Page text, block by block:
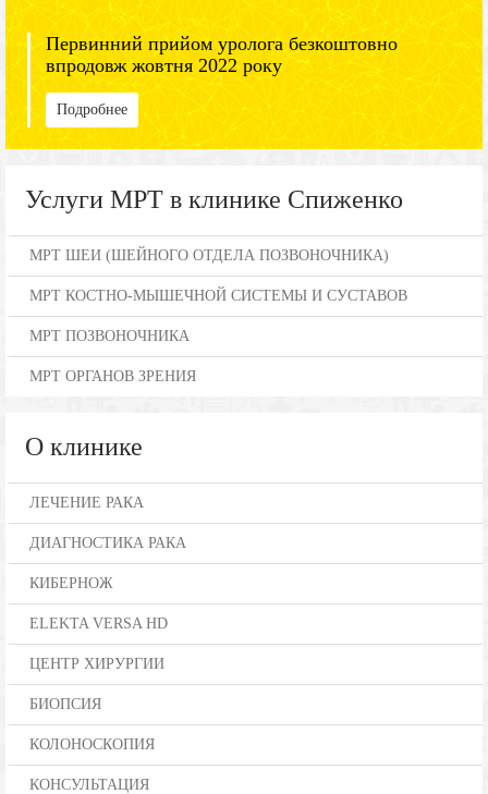
Первинний прийом уролога безкоштовно
впродовж жовтня 2022 року
Подробнее
Услуги МРТ в клинике Спиженко
МРТ ШЕИ (ШЕЙНОГО ОТДЕЛА ПОЗВОНОЧНИКА)
МРТ КОСТНО-МЫШЕЧНОЙ СИСТЕМЫ И СУСТАВОВ
МРТ ПОЗВОНОЧНИКА
МРТ ОРГАНОВ ЗРЕНИЯ
О клинике
ЛЕЧЕНИЕ РАКА
ДИАГНОСТИКА РАКА
КИБЕРНОЖ
ELEKTA VERSA HD
ЦЕНТР ХИРУРГИИ
БИОПСИЯ
КОЛОНОСКОПИЯ
КОНСУЛЬТАЦИЯ